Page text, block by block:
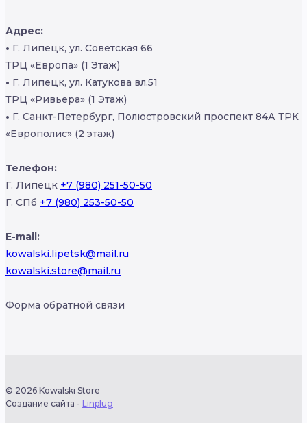
Адрес:
• Г. Липецк, ул. Советская 66
ТРЦ «Европа» (1 Этаж)
• Г. Липецк, ул. Катукова вл.51
ТРЦ «Ривьера» (1 Этаж)
• Г. Санкт-Петербург, Полюстровский проспект 84А ТРК
«Европолис» (2 этаж)
Телефон:
Г. Липецк +7 (980) 251-50-50
Г. СПб +7 (980) 253-50-50
E-mail:
kowalski.lipetsk@mail.ru
kowalski.store@mail.ru
Форма обратной связи
© 2026 Kowalski Store
Создание сайта - Linplug